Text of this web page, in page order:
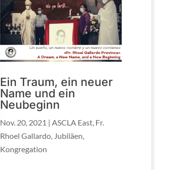
Ein Traum, ein neuer
Name und ein
Neubeginn
Nov. 20, 2021 |ASCLA East, Fr.
Rhoel Gallardo, Jubiläen,
Kongregation